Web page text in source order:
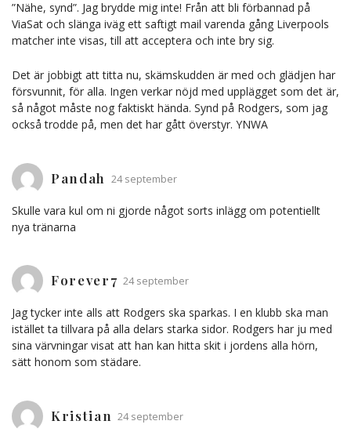
”Nähe, synd”. Jag brydde mig inte! Från att bli förbannad på
ViaSat och slänga iväg ett saftigt mail varenda gång Liverpools
matcher inte visas, till att acceptera och inte bry sig.
Det är jobbigt att titta nu, skämskudden är med och glädjen har
försvunnit, för alla. Ingen verkar nöjd med upplägget som det är,
så något måste nog faktiskt hända. Synd på Rodgers, som jag
också trodde på, men det har gått överstyr. YNWA
Pandah 24 september
Skulle vara kul om ni gjorde något sorts inlägg om potentiellt
nya tränarna
Forever7 24 september
Jag tycker inte alls att Rodgers ska sparkas. I en klubb ska man
istället ta tillvara på alla delars starka sidor. Rodgers har ju med
sina värvningar visat att han kan hitta skit i jordens alla hörn,
sätt honom som städare.
Kristian 24 september